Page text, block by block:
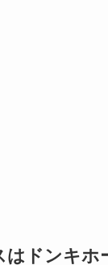
はドンキホ